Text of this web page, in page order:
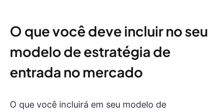
O que você deve incluir no seu
modelo de estratégia de
entrada no mercado
O que você incluirá em seu modelo de